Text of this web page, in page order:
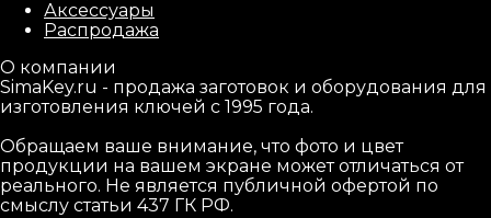
Аксессуары
Распродажа
О компании
SimaKey.ru - продажа заготовок и оборудования для
изготовления ключей с 1995 года.
Обращаем ваше внимание, что фото и цвет
продукции на вашем экране может отличаться от
реального. Не является публичной офертой по
смыслу статьи 437 ГК РФ.